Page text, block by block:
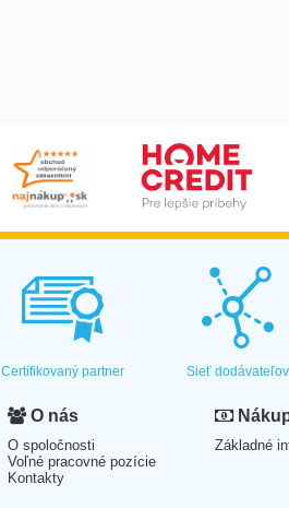
Certifikovaný partner Sieť dodávateľov
O nás
O spoločnosti
Voľné pracovné pozície
Kontakty
Základné